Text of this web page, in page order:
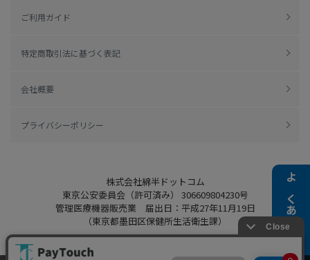
よくある質問
ご利用ガイド
特定商取引法に基づく表記
会社概要
プライバシーポリシー
株式会社綿半ドットコム
東京公安委員会（許可済み） 306609804230号
管理医療機器販売業 届出日：平成27年11月19日
（東京都墨田区保健所生活衛生課）